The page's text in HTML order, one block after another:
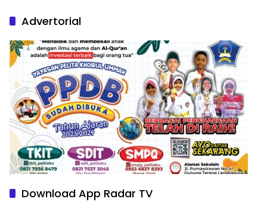
Advertorial
Download App Radar TV